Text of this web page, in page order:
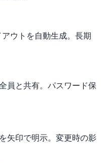
ウトを自動生成。長期
員と共有。パスワード保
矢印で明示。変更時の影